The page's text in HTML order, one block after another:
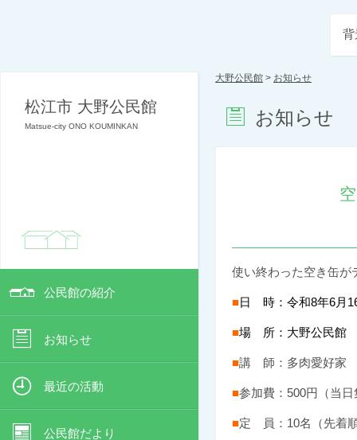
松江市 大野公民館
Matsue-city ONO KOUMINKAN
公民館の紹介
お知らせ
最近の活動
公民館だより
背
大野公民館 > お知らせ
お知らせ
使い終わった空き缶が
■日 時：令和8年6月
■場 所：大野公民館
■講 師：多肉愛好家
■参加費：500円（当日
■定 員：10名（先着